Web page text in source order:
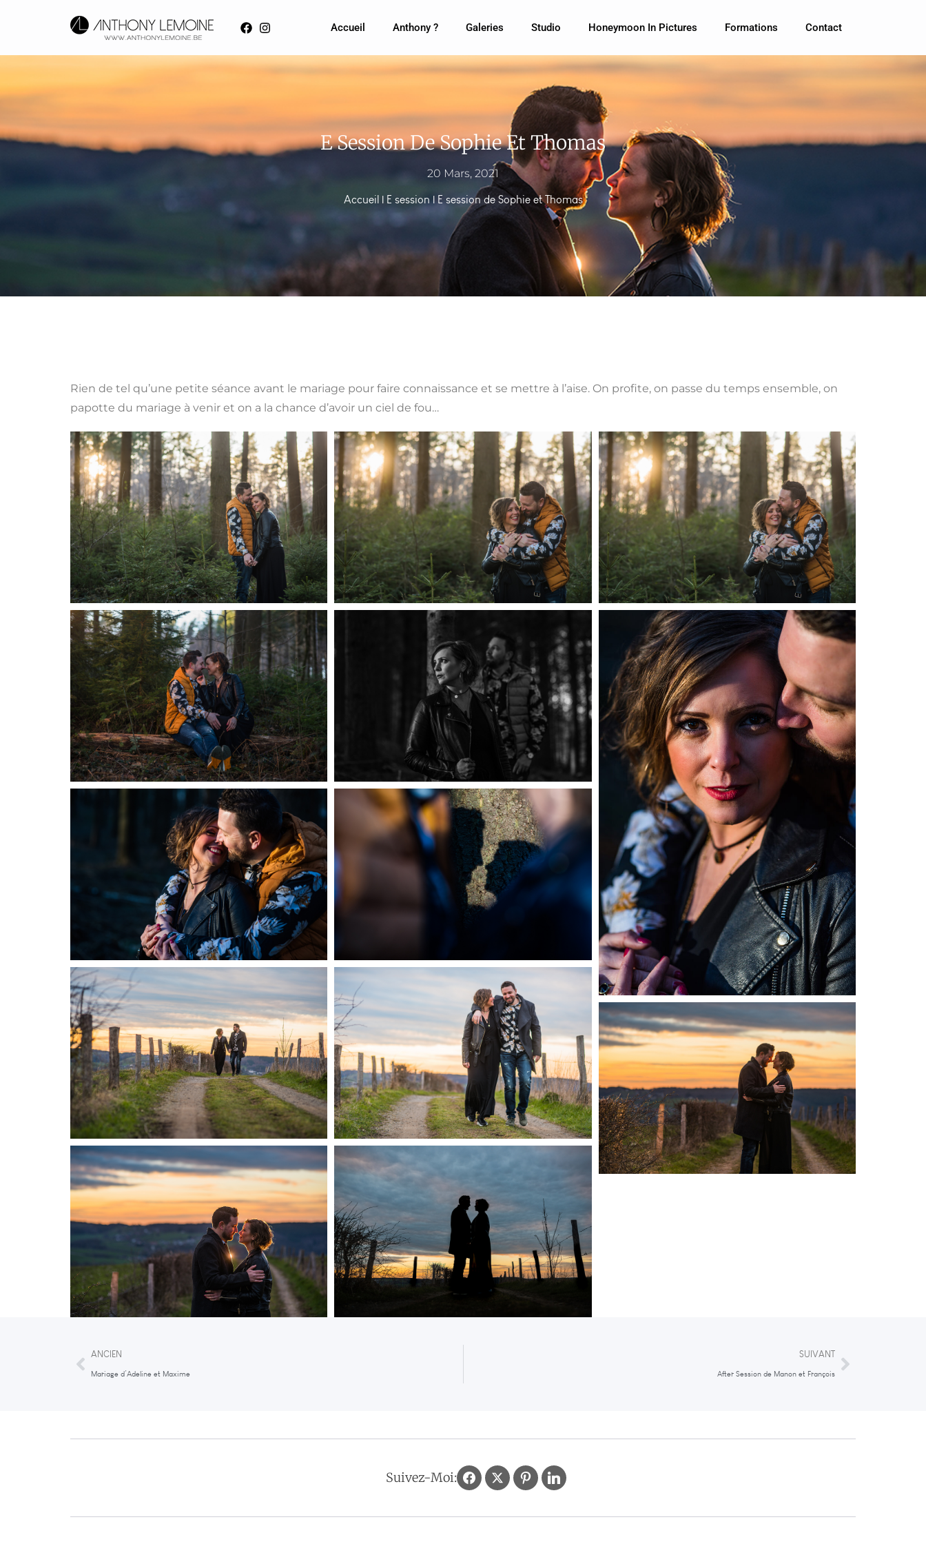
Accueil Anthony ? Galeries Studio Honeymoon In Pictures Formations Contact
E Session De Sophie Et Thomas
20 Mars, 2021
Accueil| E session | E session de Sophie et Thomas
Rien de tel qu’une petite séance avant le mariage pour faire connaissance et se mettre à l’aise. On profite, on passe du temps ensemble, on
papotte du mariage à venir et on a la chance d’avoir un ciel de fou…
ANCIEN
Mariage d’Adeline et Maxime
SUIVANT
After Session de Manon et François
Suivez-Moi: